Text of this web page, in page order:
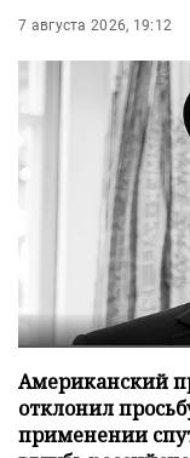
7 августа 2026, 19:12
Американский
отклонил
применении